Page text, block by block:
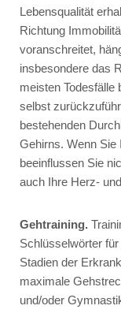
Lebensqualität
Richtung
voranschreitet,
insbesondere das
meisten Todesfälle
selbst
bestehenden
Gehirns. Wenn Sie
beeinflussen Sie
auch Ihre Herz-
Gehtraining.
Schlüsselwörter
Stadien der
maximale
und/oder